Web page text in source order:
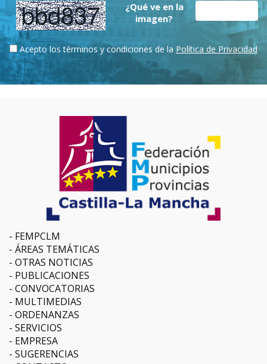
¿Qué ve en la
imagen?
Acepto los términos y condiciones de la Política de Privacidad
FEMPCLM
ÁREAS TEMÁTICAS
OTRAS NOTICIAS
PUBLICACIONES
CONVOCATORIAS
MULTIMEDIAS
ORDENANZAS
SERVICIOS
EMPRESA
SUGERENCIAS